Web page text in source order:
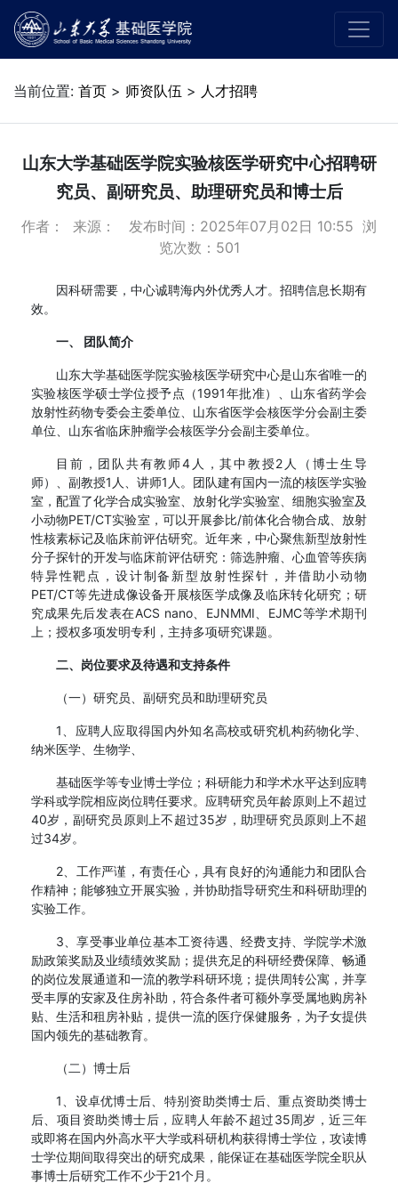
当前位置: 首页 > 师资队伍 > 人才招聘
山东大学基础医学院实验核医学研究中心招聘研
究员、副研究员、助理研究员和博士后
作者： 来源： 发布时间：2025年07月02日 10:55 浏
览次数： 501
因科研需要，中心诚聘海内外优秀人才。招聘信息长期有
效。
一、 团队简介
山东大学基础医学院实验核医学研究中心是山东省唯一的
实验核医学硕士学位授予点（1991年批准）、山东省药学会
放射性药物专委会主委单位、山东省医学会核医学分会副主委
单位、山东省临床肿瘤学会核医学分会副主委单位。
目前，团队共有教师4人，其中教授2人（博士生导
师）、副教授1人、讲师1人。团队建有国内一流的核医学实验
室，配置了化学合成实验室、放射化学实验室、细胞实验室及
小动物PET/CT实验室，可以开展参比/前体化合物合成、放射
性核素标记及临床前评估研究。近年来，中心聚焦新型放射性
分子探针的开发与临床前评估研究：筛选肿瘤、心血管等疾病
特异性靶点，设计制备新型放射性探针，并借助小动物
PET/CT等先进成像设备开展核医学成像及临床转化研究；研
究成果先后发表在ACS nano、EJNMMI、EJMC等学术期刊
上；授权多项发明专利，主持多项研究课题。
二、岗位要求及待遇和支持条件
（一）研究员、副研究员和助理研究员
1、应聘人应取得国内外知名高校或研究机构药物化学、
纳米医学、生物学、
基础医学等专业博士学位；科研能力和学术水平达到应聘
学科或学院相应岗位聘任要求。应聘研究员年龄原则上不超过
40岁，副研究员原则上不超过35岁，助理研究员原则上不超
过34岁。
2、工作严谨，有责任心，具有良好的沟通能力和团队合
作精神；能够独立开展实验，并协助指导研究生和科研助理的
实验工作。
3、享受事业单位基本工资待遇、经费支持、学院学术激
励政策奖励及业绩绩效奖励；提供充足的科研经费保障、畅通
的岗位发展通道和一流的教学科研环境；提供周转公寓，并享
受丰厚的安家及住房补助，符合条件者可额外享受属地购房补
贴、生活和租房补贴，提供一流的医疗保健服务，为子女提供
国内领先的基础教育。
（二）博士后
1、设卓优博士后、特别资助类博士后、重点资助类博士
后、项目资助类博士后，应聘人年龄不超过35周岁，近三年
或即将在国内外高水平大学或科研机构获得博士学位，攻读博
士学位期间取得突出的研究成果，能保证在基础医学院全职从
事博士后研究工作不少于21个月。